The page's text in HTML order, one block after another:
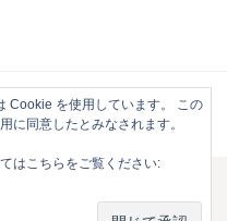
byThemehaus
Cookie を使用しています。 この
に同意したとみなされます。
はこちらをご覧ください: